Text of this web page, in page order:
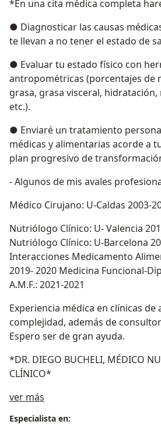
*En una cita médica completa
● Diagnosticar las causas
te llevan a no tener el estado de
● Evaluar tu estado físico con
antropométricas (porcentajes de
grasa, grasa visceral,
etc.).
● Enviaré un tratamiento
médicas y alimentarias acorde a
plan progresivo de
- Algunos de mis avales
Médico Cirujano: U-Caldas 2003-
Nutriólogo Clínico: U- Valencia
Nutriólogo Clínico: U-Barcelona
Interacciones Medicamento
2019- 2020 Medicina Funcional-
A.M.F.: 2021-2021
Experiencia médica en clínicas de
complejidad, además de
Espero ser de gran ayuda.
*DR. DIEGO BUCHELI, MÉDICO
CLÍNICO*
ver más
Especialista en: